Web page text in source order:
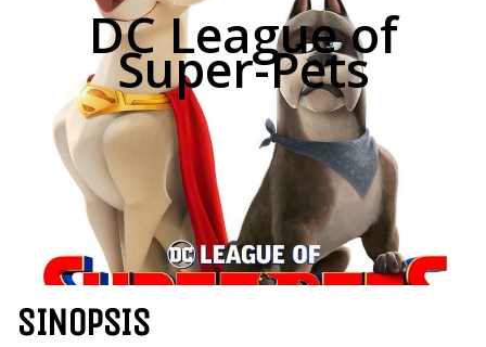
DC League of
Super-Pets
SINOPSIS